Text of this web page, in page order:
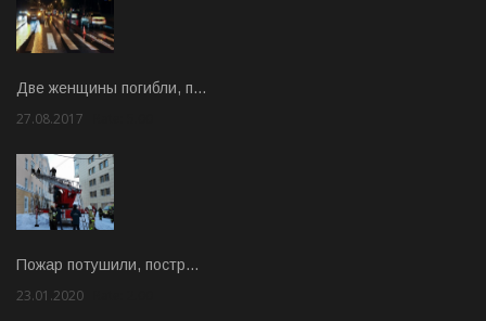
Две женщины погибли, п…
27.08.2017
Пожар потушили, постр…
23.01.2020